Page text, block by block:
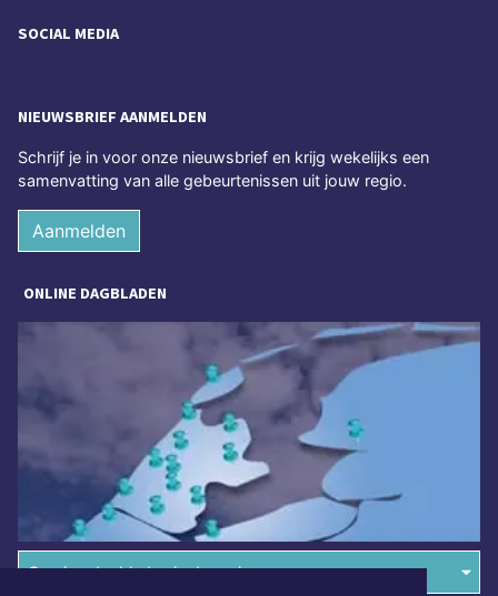
SOCIAL MEDIA
NIEUWSBRIEF AANMELDEN
Schrijf je in voor onze nieuwsbrief en krijg wekelijks een
samenvatting van alle gebeurtenissen uit jouw regio.
Aanmelden
ONLINE DAGBLADEN
Overige dagbladen in de regio